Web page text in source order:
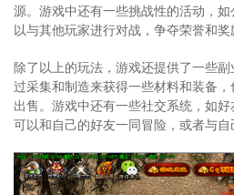
源。游戏中还有一些挑战性的活动，
以与其他玩家进行对战，争夺荣誉和奖
除了以上的玩法，游戏还提供了一些
过采集和制造来获得一些材料和装备
出售。游戏中还有一些社交系统，如
可以和自己的好友一同冒险，或者与自